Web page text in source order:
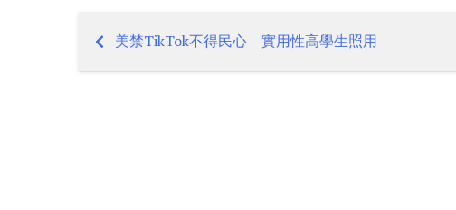
Post
美禁TikTok不得民心 實用性高學生照用